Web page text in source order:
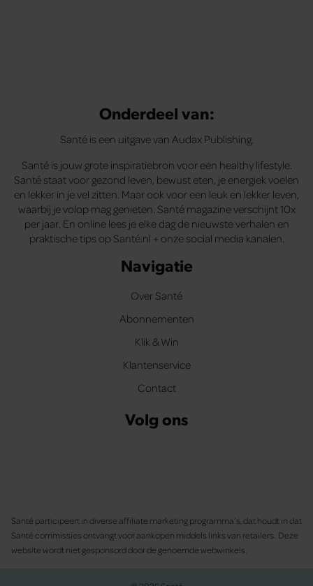
Onderdeel van:
Santé is een uitgave van Audax Publishing.
Santé is jouw grote inspiratiebron voor een healthy lifestyle.
Santé staat voor gezond leven, bewust eten, je energiek voelen
en lekker in je vel zitten. Maar ook voor een leuk en lekker leven,
waarbij je volop mag genieten. Santé magazine verschijnt 10x
per jaar. En online lees je elke dag de nieuwste verhalen en
praktische tips op Santé.nl + onze social media kanalen.
Navigatie
Over Santé
Abonnementen
Klik & Win
Klantenservice
Contact
Volg ons
Santé participeert in diverse affiliate marketing programma’s, dat houdt in dat
Santé commissies ontvangt voor aankopen middels links van retailers. Deze
website wordt niet gesponsord door de genoemde webwinkels.